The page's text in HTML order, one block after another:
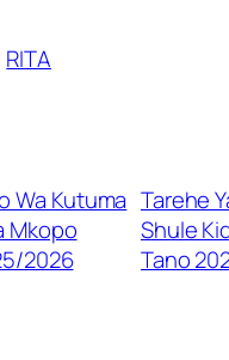
RITA
Wa Kutuma
Mkopo
2026
Tarehe
Shule
Tano